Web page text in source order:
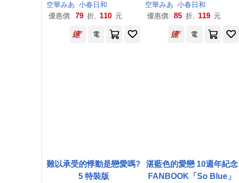
空華みあ 小春日和
優惠價: 79 折, 110 元
空華みあ 小春日和
優惠價: 85 折, 119 元
電 電
難以承受的悸動是戀愛嗎?
5 特裝版
湛藍色的愛戀 10週年紀念
FANBOOK「So Blue」